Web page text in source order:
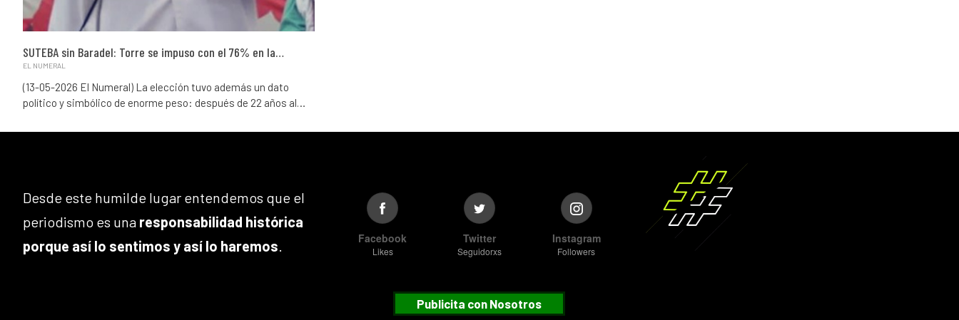
SUTEBA sin Baradel: Torre se impuso con el 76% en la…
EL NUMERAL
(13-05-2026 El Numeral) La elección tuvo además un dato
político y simbólico de enorme peso: después de 22 años al…
Desde este humilde lugar entendemos que el
periodismo es una responsabilidad histórica
porque así lo sentimos y así lo haremos
Facebook
Likes
Twitter
Seguidorxs
Instagram
Followers
Publicita con Nosotros